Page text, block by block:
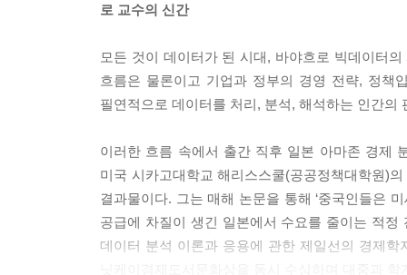
일본에서는 자동차에 대한 연비 규제치가 계단식
점을 누릴 수 있다. 기업이 이런 연비 정책의 인센
경우 각 계단의 경계 왼쪽에 차들이 모여 있을 것
다. (중략) 예측대로 많은 차가 각 계단의 경계 왼
- 4장 134-135쪽 중에서
야후의 최고경영자(CEO)였던 마리사 메이어
하면 한번에 훑어볼 수 있도록 검색 결과가 나열
최적의 웹사이트 디자인을 검토했다. 그중 유명
로 교수의 신간
모든 것이 데이터가 된 시대, 바야흐로 빅데이터
흐름은 물론이고 기업과 정부의 경영 전략, 정책
필연적으로 데이터를 처리, 분석, 해석하는 인간의
이러한 흐름 속에서 출간 직후 일본 아마존 경제
미국 시카고대학교 해리스스쿨(공공정책대학원)
결과물이다. 그는 매해 논문을 통해 ‘중국인들은
공급에 차질이 생긴 일본에서 수요를 줄이는 적정
데이터 분석 이론과 응용에 관한 제일선의 경제